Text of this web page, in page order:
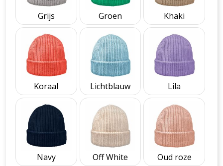
Grijs Groen Khaki
Koraal Lichtblauw Lila
Navy Off White Oud roze